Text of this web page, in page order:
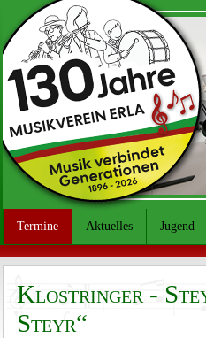
Termine Aktuelles Jugend
Klostringer -
Steyr“